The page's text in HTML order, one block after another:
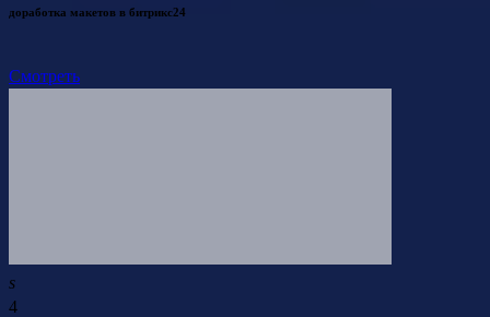
доработка макетов в битрикс24
Смотреть
4